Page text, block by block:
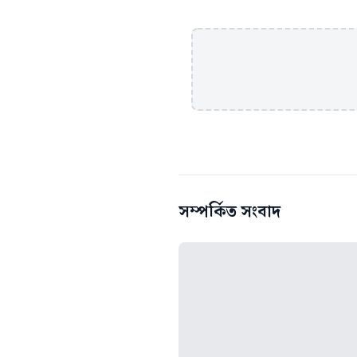
সম্পর্কিত সংবাদ